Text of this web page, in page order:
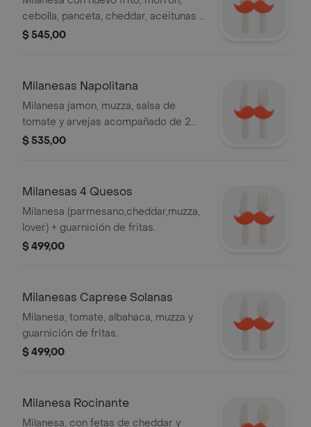
cebolla, panceta, cheddar, aceitunas y
muzza, acompañada de papas fritas.
$ 545,00
Milanesas Napolitana
Milanesa jamon, muzza, salsa de
tomate y arvejas acompañado de 2
guarniciones (mixta, fritas).
$ 535,00
Milanesas 4 Quesos
Milanesa (parmesano,cheddar,muzza,
lover) + guarnición de fritas.
$ 499,00
Milanesas Caprese Solanas
Milanesa, tomate, albahaca, muzza y
guarnición de fritas.
$ 499,00
Milanesa Rocinante
Milanesa, con fetas de cheddar y